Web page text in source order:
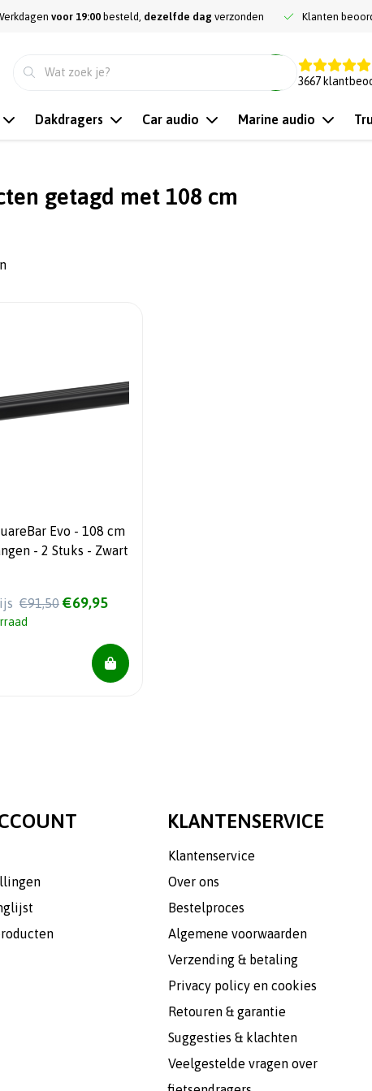
voor 19:00 besteld, dezelfde dag verzonden Klanten
3667
Dakdragers Car audio Marine audio
getagd met 108 cm
Evo - 108 cm
- 2 Stuks - Zwart
€91,50 €69,95
KLANTENSERVICE
Klantenservice
Over ons
Bestelproces
Algemene voorwaarden
Verzending & betaling
Privacy policy en cookies
Retouren & garantie
Suggesties & klachten
Veelgestelde vragen over